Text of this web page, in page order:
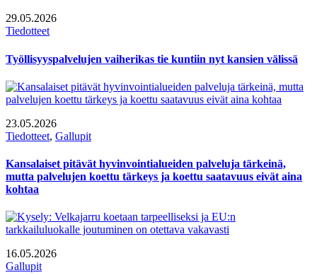
29.05.2026
Tiedotteet
Työllisyyspalvelujen vaiherikas tie kuntiin nyt kansien välissä
23.05.2026
Tiedotteet, Gallupit
Kansalaiset pitävät hyvinvointialueiden palveluja tärkeinä,
mutta palvelujen koettu tärkeys ja koettu saatavuus eivät aina
kohtaa
16.05.2026
Gallupit